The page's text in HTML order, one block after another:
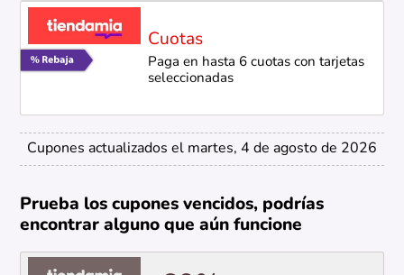
Cuotas
Paga en hasta 6 cuotas con tarjetas
seleccionadas
Cupones actualizados el martes, 4 de agosto de 2026
Prueba los cupones vencidos, podrías
encontrar alguno que aún funcione